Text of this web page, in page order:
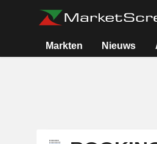
Markten Nieuws